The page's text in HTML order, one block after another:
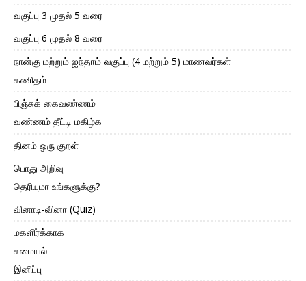
வகுப்பு 3 முதல் 5 வரை
வகுப்பு 6 முதல் 8 வரை
நான்கு மற்றும் ஐந்தாம் வகுப்பு (4 மற்றும் 5) மாணவர்கள்
கணிதம்
பிஞ்சுக் கைவண்ணம்
வண்ணம் தீட்டி மகிழ்க
தினம் ஒரு குறள்
பொது அறிவு
தெரியுமா உங்களுக்கு?
வினாடி-வினா (Quiz)
மகளிர்க்காக
சமையல்
இனிப்பு